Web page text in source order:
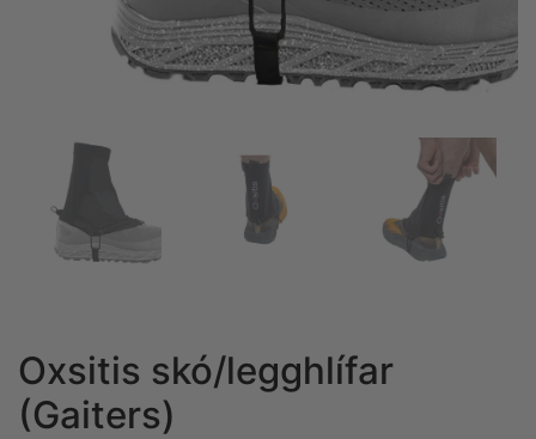
Oxsitis skó/legghlífar
(Gaiters)